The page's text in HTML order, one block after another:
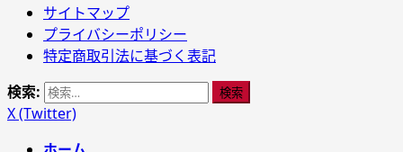
サイトマップ
プライバシーポリシー
特定商取引法に基づく表記
検索:
X (Twitter)